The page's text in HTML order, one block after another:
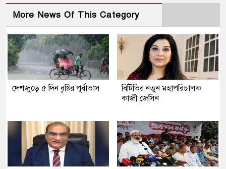
More News Of This Category
দেশজুড়ে ৫ দিন বৃষ্টির পূর্বাভাস
বিটিভির নতুন মহাপরিচালক
কাজী জেসিন